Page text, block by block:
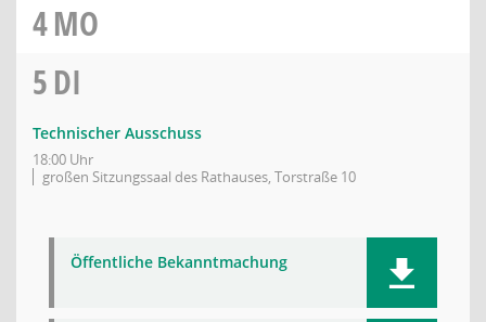
4MO
5DI
Technischer Ausschuss
18:00 Uhr
großen Sitzungssaal des Rathauses, Torstraße 10
Öffentliche Bekanntmachung